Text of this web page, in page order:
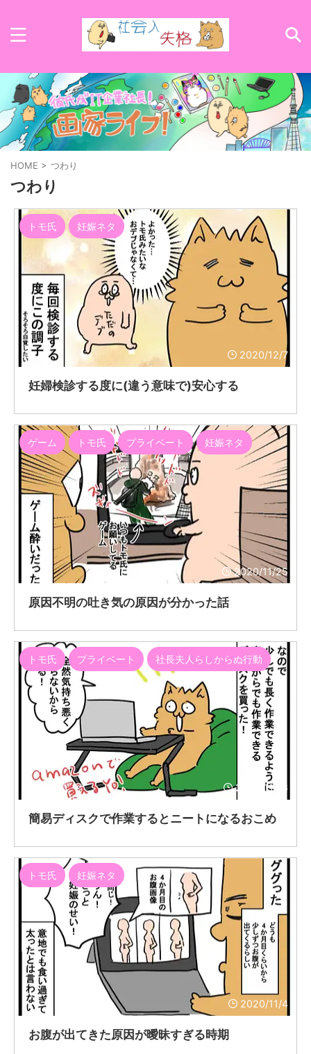
HOME > つわり
つわり
2020/12/7
トモ氏 妊娠ネタ
妊婦検診する度に(違う意味で)安心する
2020/11/25
ゲーム トモ氏 プライベート 妊娠ネタ
原因不明の吐き気の原因が分かった話
2020/11/16
トモ氏 プライベート 社長夫人らしからぬ行動
簡易ディスクで作業するとニートになるおこめ
2020/11/4
トモ氏 妊娠ネタ
お腹が出てきた原因が曖昧すぎる時期